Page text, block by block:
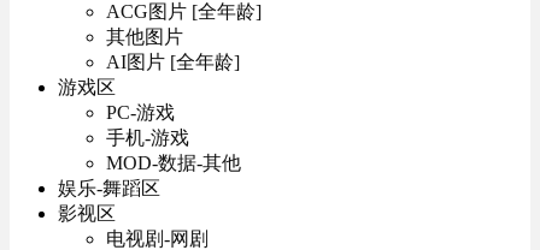
ACG图片 [全年龄]
其他图片
AI图片 [全年龄]
游戏区
PC-游戏
手机-游戏
MOD-数据-其他
娱乐-舞蹈区
影视区
电视剧-网剧